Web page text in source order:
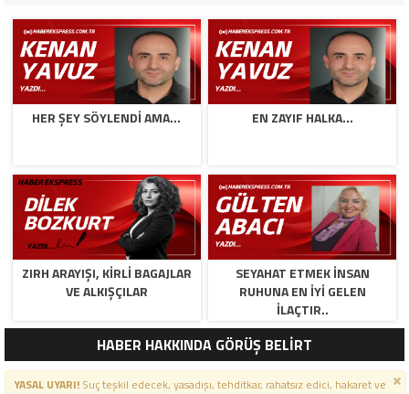
HER ŞEY SÖYLENDI AMA… EN ZAYIF HALKA…
ZIRH ARAYIŞI, KİRLİ BAGAJLAR
VE ALKIŞÇILAR
SEYAHAT ETMEK İNSAN
RUHUNA EN İYİ GELEN
İLAÇTIR..
HABER HAKKINDA GÖRÜŞ BELİRT
YASAL UYARI!Suç teşkil edecek, yasadışı, tehditkar, rahatsız edici, hakaret ve